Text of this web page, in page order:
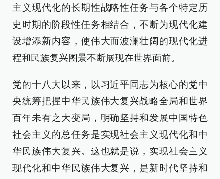
主义现代化的长期性战略性任务与各个特定历
史时期的阶段性任务相结合，不断为现代化建
设增添新内容，使伟大而波澜壮阔的现代化进
程和民族复兴图景不断展现在世界面前。
党的十八大以来，以习近平同志为核心的党中
央统筹把握中华民族伟大复兴战略全局和世界
百年未有之大变局，明确坚持和发展中国特色
社会主义的总任务是实现社会主义现代化和中
华民族伟大复兴。这也就是说，实现社会主义
现代化和中华民族伟大复兴，是新时代坚持和